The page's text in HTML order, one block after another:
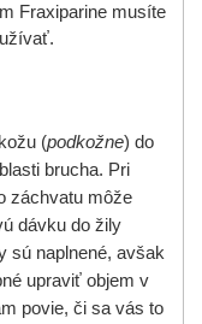
Fraxiparine musíte
(podkožne) do
brucha. Pri
záchvatu môže
dávku do žily
sú naplnené, avšak
upraviť objem v
povie, či sa vás to